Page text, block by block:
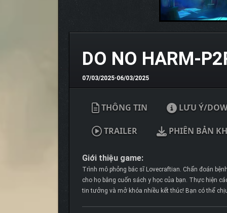
DO NO HARM-
07/03/2025•06/03/2025
THÔNG TIN LƯU Ý/
TRAILER PHIÊN BẢN
Giới thiệu game:
Trình mô phỏng bác sĩ Lovecraftian. Chẩn đoán
cho họ bằng cuốn sách y học của bạn. Thực hiện
tin tưởng và mở khóa nhiều kết thúc! Bạn có thể